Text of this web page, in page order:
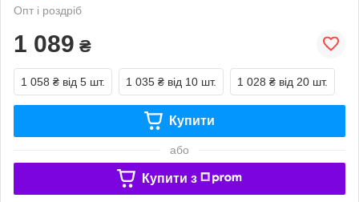
Опт і роздріб
1 089 ₴
1 058 ₴ від 5 шт. 1 035 ₴ від 10 шт. 1 028 ₴ від 20 шт.
Купити
або
Купити з